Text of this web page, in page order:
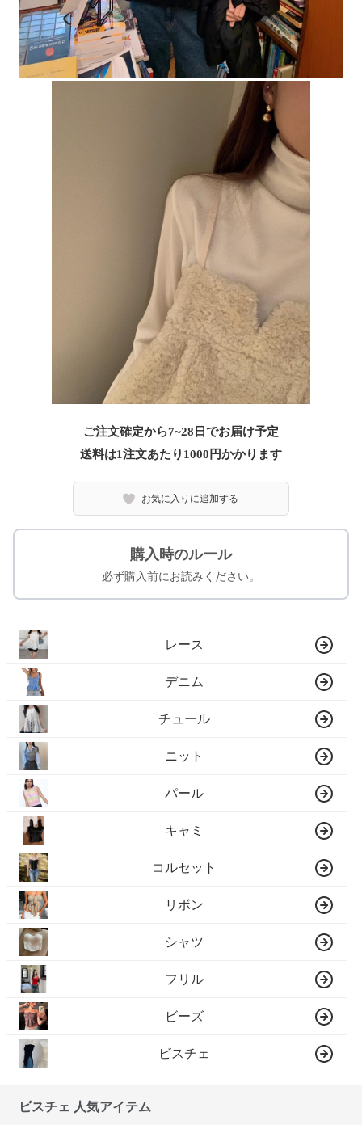
ご注文確定から7~28日でお届け予定
送料は1注文あたり 1000 円かかります
お気に入りに追加する
購入時のルール
必ず購入前にお読みください。
レース
デニム
チュール
ニット
パール
キャミ
コルセット
リボン
シャツ
フリル
ビーズ
ビスチェ
ビスチェ 人気アイテム